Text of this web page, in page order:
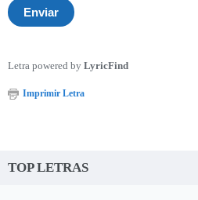
Letra powered by LyricFind
Imprimir Letra
TOP LETRAS